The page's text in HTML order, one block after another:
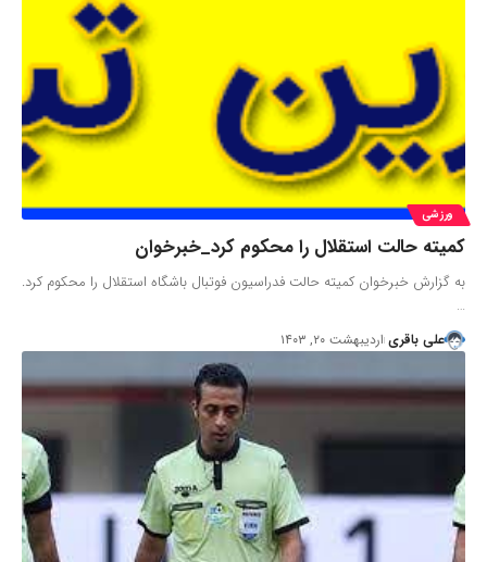
ورزشی
کمیته حالت استقلال را محکوم کرد_خبرخوان
به گزارش خبرخوان کمیته حالت فدراسیون فوتبال باشگاه استقلال را محکوم کرد.
…
علی باقری اردیبهشت ۲۰, ۱۴۰۳